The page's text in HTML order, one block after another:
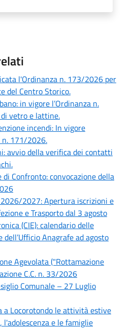
l'Ordinanza n. 173/2026 per
del Centro Storico.
in vigore l’Ordinanza n.
vetro e lattine.
incendi: In vigore
n. 171/2026.
avvio della verifica dei contatti
Confronto: convocazione della
2027: Apertura iscrizioni e
e Trasporto dal 3 agosto
(CIE): calendario delle
Anagrafe ad agosto
Agevolata ("Rottamazione
C.C. n. 33/2026
Comunale – 27 Luglio
a Locorotondo le attività estive
e le famiglie